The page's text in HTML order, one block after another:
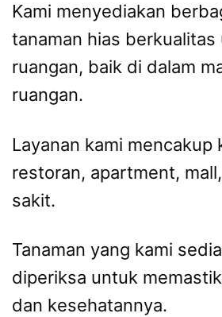
Kami menyediakan
tanaman hias
ruangan, baik di dalam
ruangan.
Layanan kami mencakup
restoran, apartment,
sakit.
Tanaman yang kami
diperiksa untuk
dan kesehatannya.